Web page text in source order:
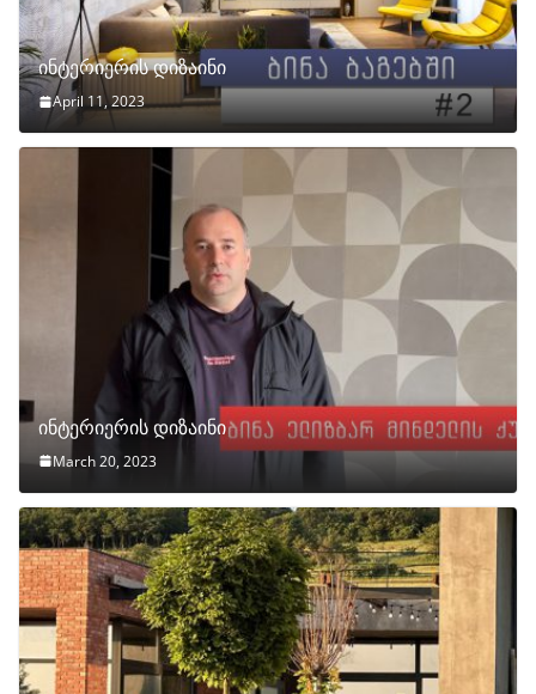
ინტერიერის დიზაინი
April 11, 2023
ინტერიერის დიზაინი
March 20, 2023